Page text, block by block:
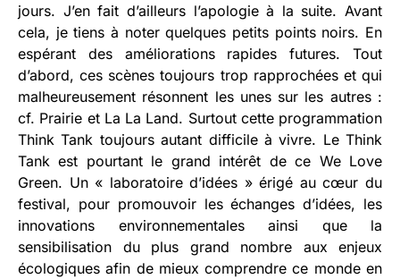
jours. J’en fait d’ailleurs l’apologie à la suite. Avant
cela, je tiens à noter quelques petits points noirs. En
espérant des améliorations rapides futures. Tout
d’abord, ces scènes toujours trop rapprochées et qui
malheureusement résonnent les unes sur les autres :
cf. Prairie et La La Land. Surtout cette programmation
Think Tank toujours autant difficile à vivre. Le Think
Tank est pourtant le grand intérêt de ce We Love
Green. Un « laboratoire d’idées » érigé au cœur du
festival, pour promouvoir les échanges d’idées, les
innovations environnementales ainsi que la
sensibilisation du plus grand nombre aux enjeux
écologiques afin de mieux comprendre ce monde en